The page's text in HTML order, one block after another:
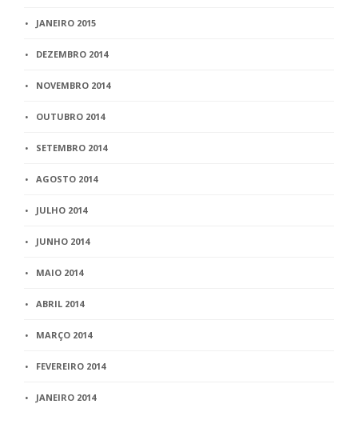
JANEIRO 2015
DEZEMBRO 2014
NOVEMBRO 2014
OUTUBRO 2014
SETEMBRO 2014
AGOSTO 2014
JULHO 2014
JUNHO 2014
MAIO 2014
ABRIL 2014
MARÇO 2014
FEVEREIRO 2014
JANEIRO 2014